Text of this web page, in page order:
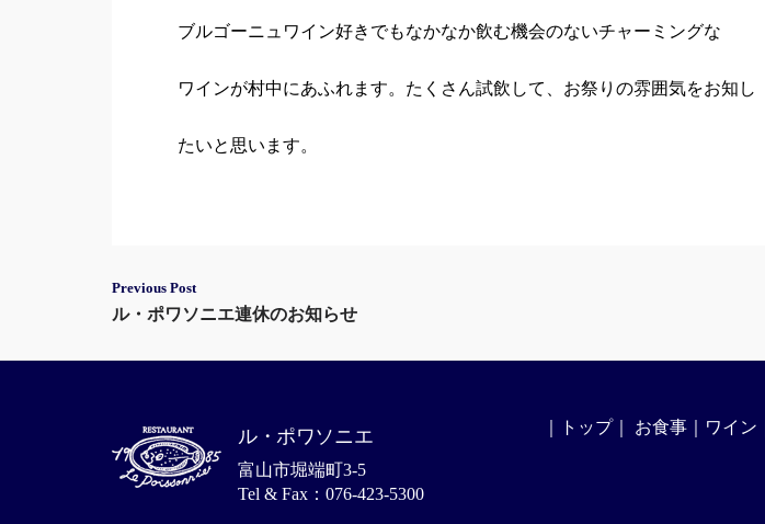
ブルゴーニュワイン好きでもなかなか飲む機会のないチャーミングな
ワインが村中にあふれます。たくさん試飲して、お祭りの雰囲気をお知し
たいと思います。
Post
Previous Post
ル・ポワソニエ連休のお知らせ
ル・ポワソニエ
富山市堀端町3-5
Tel & Fax：076-423-5300
トップ｜ お食事 ワイン